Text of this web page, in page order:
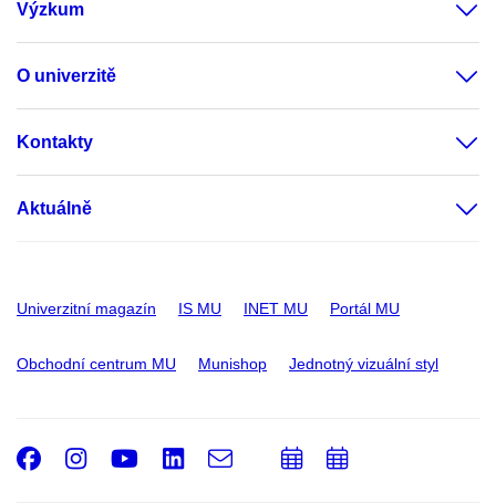
Výzkum
O univerzitě
Kontakty
Aktuálně
Univerzitní magazín IS MU INET MU Portál MU
Obchodní centrum MU Munishop Jednotný vizuální styl
Facebook
Instagram
Youtube
LinkedIn
e-
PřidatPřidat